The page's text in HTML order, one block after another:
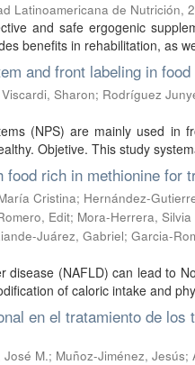
Latinoamericana de Nutrición,
and safe ergogenic
benefits in rehabilitation, as
and front labeling in
Viscardi, Sharon; Rodríguez
(NPS) are mainly used
Objetive. This study
rich in methionine for
Cristina; Hernández-
Edit; Mora-Herrera, Silvia
Juárez, Gabriel; Garcia-
disease (NAFLD) can lead to
of caloric intake and
en el tratamiento de
José M.; Muñoz-Jiménez, Jesús;